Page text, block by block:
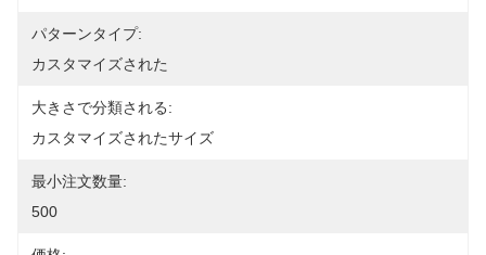
パターンタイプ:
カスタマイズされた
大きさで分類される:
カスタマイズされたサイズ
最小注文数量:
500